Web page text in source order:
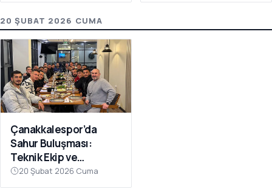
20 ŞUBAT 2026 CUMA
Çanakkalespor’da
Sahur Buluşması:
Teknik Ekip ve
Futbolcular Aynı
Sofrada
20 Şubat 2026 Cuma